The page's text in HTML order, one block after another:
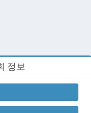
정보